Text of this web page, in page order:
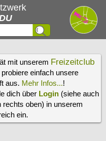
mit unserem Freizeitclub
einfach unsere
aus. Mehr Infos...!
dich über Login(siehe auch
oben) in unserem
ein.